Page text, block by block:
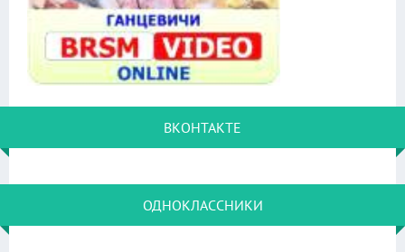
ВКОНТАКТЕ
ОДНОКЛАССНИКИ